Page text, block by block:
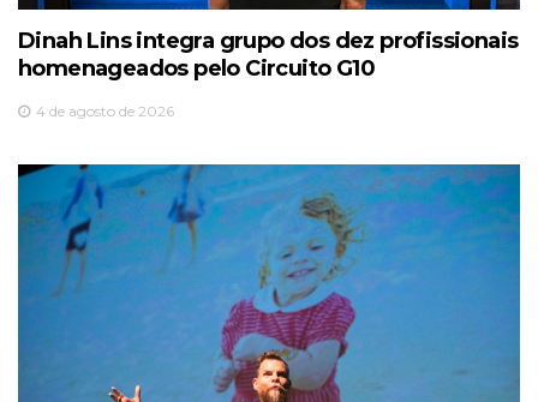
Dinah Lins integra grupo dos dez profissionais
homenageados pelo Circuito G10
4 de agosto de 2026